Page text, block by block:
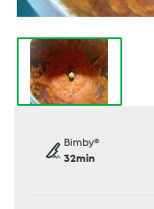
Bimby®
32min